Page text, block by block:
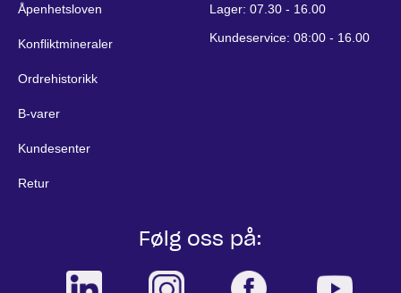
Åpenhetsloven
Konfliktmineraler
Ordrehistorikk
B-varer
Kundesenter
Retur
Lager: 07.30 - 16.00
Kundeservice: 08:00 - 16.00
Følg oss på: